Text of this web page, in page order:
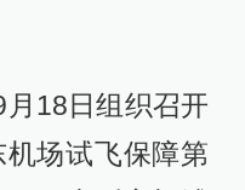
18日组织召开
场试飞保障第